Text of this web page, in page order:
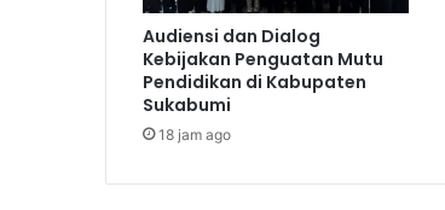
Audiensi dan Dialog
Kebijakan Penguatan Mutu
Pendidikan di Kabupaten
Sukabumi
18 jam ago